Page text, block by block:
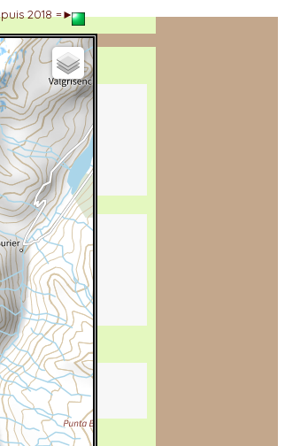
2018 =►